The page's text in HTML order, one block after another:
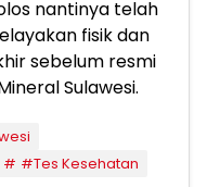
nantinya telah
fisik dan
sebelum resmi
Sulawesi.
#Tes Kesehatan